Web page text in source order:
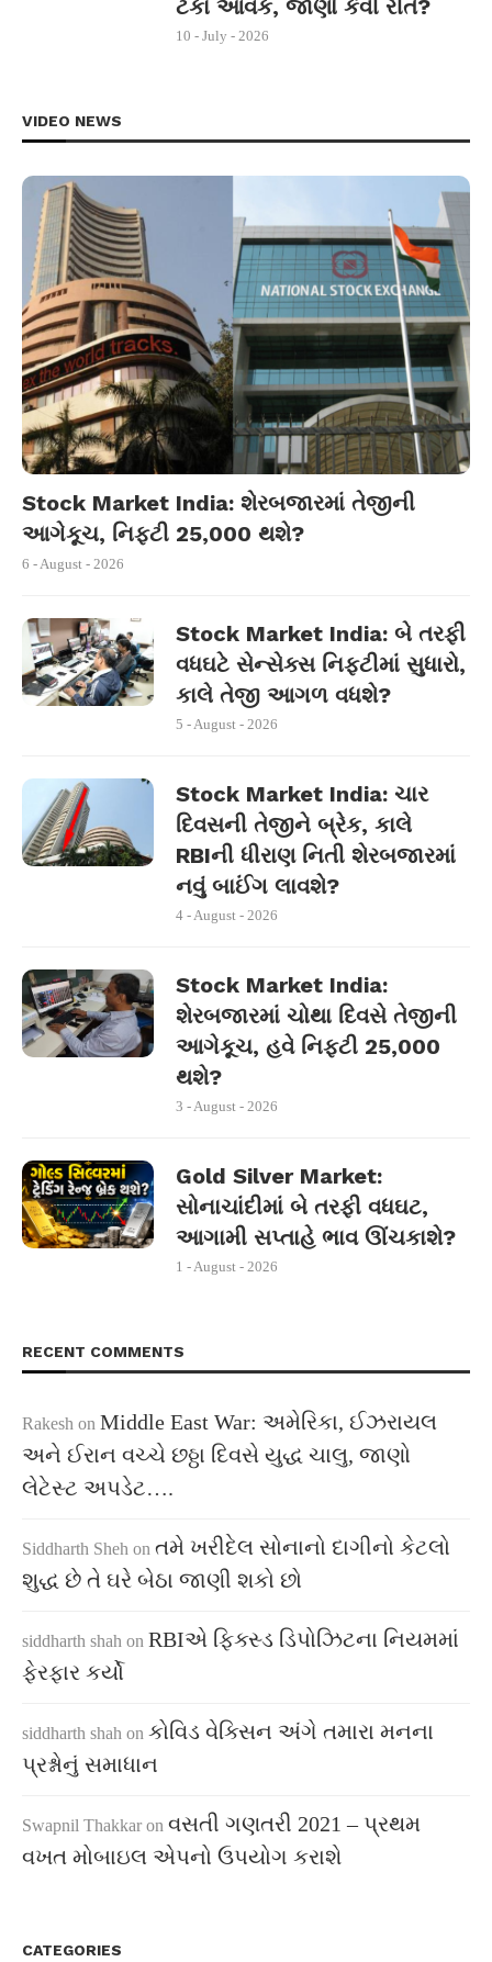
ટકા આવક, જાણો કેવી રીતે?
10 - July - 2026
VIDEO NEWS
Stock Market India: શેરબજારમાં તેજીની
આગેકૂચ, નિફ્ટી 25,000 થશે?
6 - August - 2026
Stock Market India: બે તરફી
વધઘટે સેન્સેક્સ નિફ્ટીમાં સુધારો,
કાલે તેજી આગળ વધશે?
5 - August - 2026
Stock Market India: ચાર
દિવસની તેજીને બ્રેક, કાલે
RBIની ધીરાણ નિતી શેરબજારમાં
નવું બાઈંગ લાવશે?
4 - August - 2026
Stock Market India:
શેરબજારમાં ચોથા દિવસે તેજીની
આગેકૂચ, હવે નિફ્ટી 25,000
થશે?
3 - August - 2026
Gold Silver Market:
સોનાચાંદીમાં બે તરફી વધઘટ,
આગામી સપ્તાહે ભાવ ઊંચકાશે?
1 - August - 2026
RECENT COMMENTS
Rakesh on Middle East War: અમેરિકા, ઈઝરાયલ
અને ઈરાન વચ્ચે છઠ્ઠા દિવસે યુદ્ધ ચાલુ, જાણો
લેટેસ્ટ અપડેટ….
Siddharth Sheh on તમે ખરીદેલ સોનાનો દાગીનો કેટલો
શુદ્ધ છે તે ઘરે બેઠા જાણી શકો છો
siddharth shah on RBIએ ફિક્સ્ડ ડિપોઝિટના નિયમમાં
ફેરફાર કર્યો
siddharth shah on કોવિડ વેક્સિન અંગે તમારા મનના
પ્રશ્નોનું સમાધાન
Swapnil Thakkar on વસતી ગણતરી 2021 – પ્રથમ
વખત મોબાઇલ એપનો ઉપયોગ કરાશે
CATEGORIES